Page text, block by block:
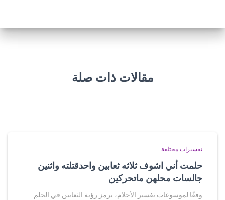
مقالات ذات صلة
تفسيرات مختلفة
حلمت أني اشوف ثلاثه ثعابين واحدقتلته واثنين
جالسات محلهن ماتحركين
وفقًا لموسوعات تفسير الأحلام، يرمز رؤية الثعابين في الحلم